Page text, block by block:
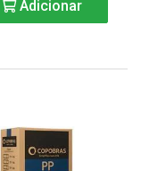
Adicionar